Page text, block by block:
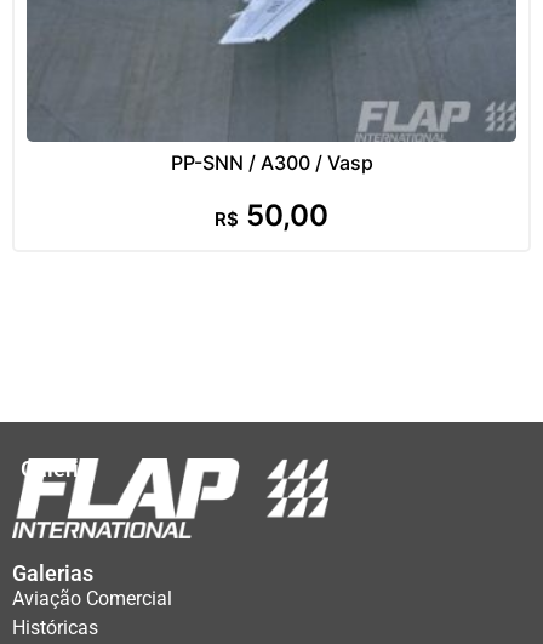
PP-SNN / A300 / Vasp
R$ 50,00
Galeria
Galerias
Aviação Comercial
Históricas